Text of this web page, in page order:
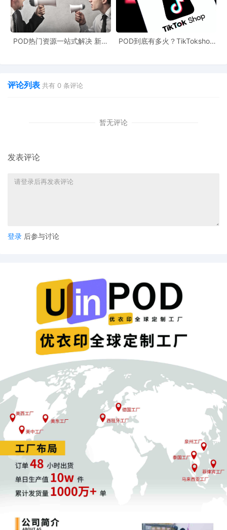
POD热门资源一站式解决 新手
POD到底有多火？TikTokshop
评论列表 共有 0 条评论
暂无评论
发表评论
登录 后参与讨论